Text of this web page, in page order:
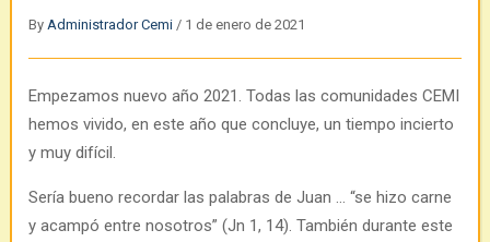
By Administrador Cemi/ 1 de enero de 2021
Empezamos nuevo año 2021. Todas las comunidades CEMI
hemos vivido, en este año que concluye, un tiempo incierto
y muy difícil.
Sería bueno recordar las palabras de Juan … “se hizo carne
y acampó entre nosotros” (Jn 1, 14). También durante este